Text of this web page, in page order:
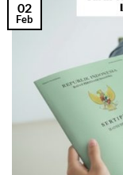
02
Feb